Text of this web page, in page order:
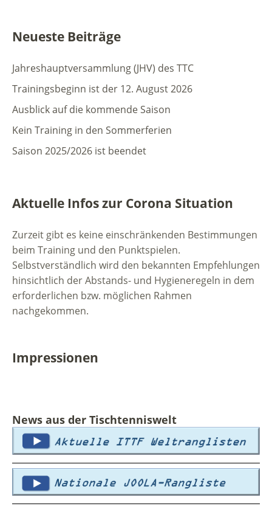
Neueste Beiträge
Jahreshauptversammlung (JHV) des TTC
Trainingsbeginn ist der 12. August 2026
Ausblick auf die kommende Saison
Kein Training in den Sommerferien
Saison 2025/2026 ist beendet
Aktuelle Infos zur Corona Situation
Zurzeit gibt es keine einschränkenden Bestimmungen
beim Training und den Punktspielen.
Selbstverständlich wird den bekannten Empfehlungen
hinsichtlich der Abstands- und Hygieneregeln in dem
erforderlichen bzw. möglichen Rahmen
nachgekommen.
Impressionen
News aus der Tischtenniswelt